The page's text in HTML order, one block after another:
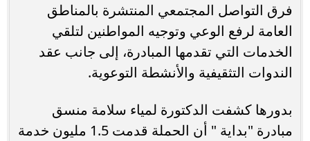
فرق التواصل المجتمعي المنتشرة بالمناطق
العامة لرفع الوعي وتوجيه المواطنين لتلقي
الخدمات التي تقدمها المبادرة، إلى جانب عقد
الندوات التثقيفية والأنشطة التوعوية.
بدورها كشفت الدكتورة لمياء سلامة منسق
مبادرة "بداية " أن الحملة قدمت 1.5 مليون خدمة